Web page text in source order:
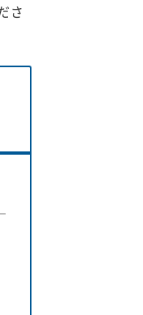
さ